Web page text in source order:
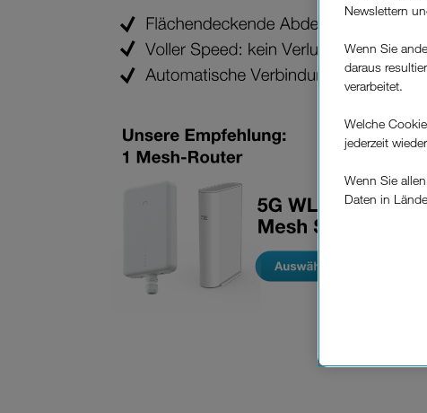
Newslettern
Wenn Sie
daraus
verarbeitet.
Welche
jederzeit
Wenn Sie
Daten in
Cookies von
Wenn Sie
zur Funktion